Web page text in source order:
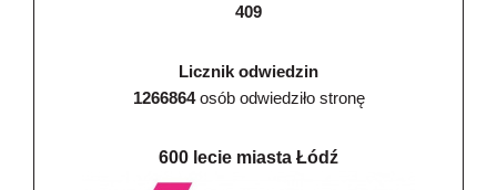
409
Licznik odwiedzin
1266864osób odwiedziło stronę
600 lecie miasta Łódź